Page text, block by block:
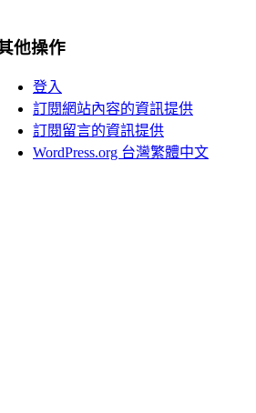
他操作
登入
訂閱網站內容的資訊提供
訂閱留言的資訊提供
WordPress.org 台灣繁體中文